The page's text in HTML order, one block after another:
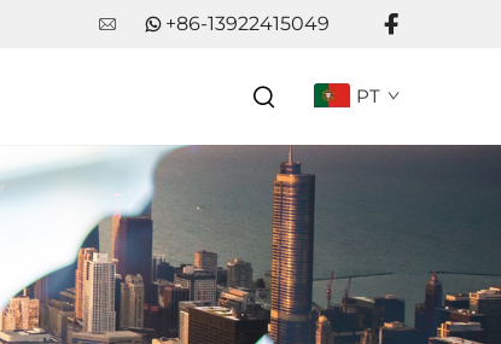
+86-13922415049
PT